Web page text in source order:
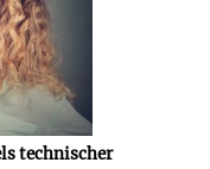
technischer